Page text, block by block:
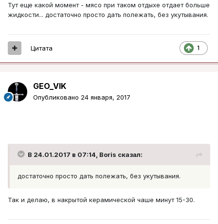
Тут еще какой момент - мясо при таком отдыхе отдает больше
жидкости... достаточно просто дать полежать, без укутывания.
1
Цитата
GEO_VIK
Опубликовано 24 января, 2017
В 24.01.2017 в 07:14, Boris сказал:
достаточно просто дать полежать, без укутывания.
Так и делаю, в накрытой керамической чаше минут 15-30.